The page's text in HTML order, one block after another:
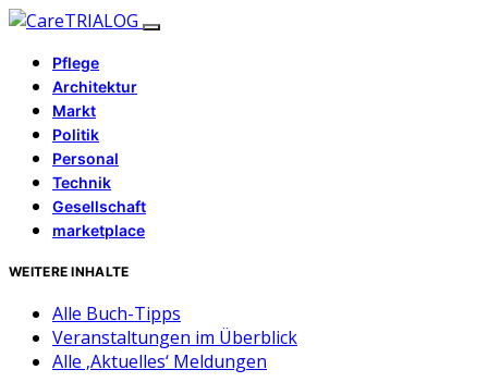
Pflege
Architektur
Markt
Politik
Personal
Technik
Gesellschaft
marketplace
WEITERE INHALTE
Alle Buch-Tipps
Veranstaltungen im Überblick
Alle ‚Aktuelles‘ Meldungen